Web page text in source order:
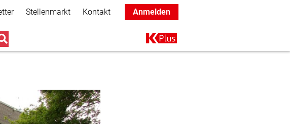
Stellenmarkt Kontakt Anmelden
Main navigation
K+